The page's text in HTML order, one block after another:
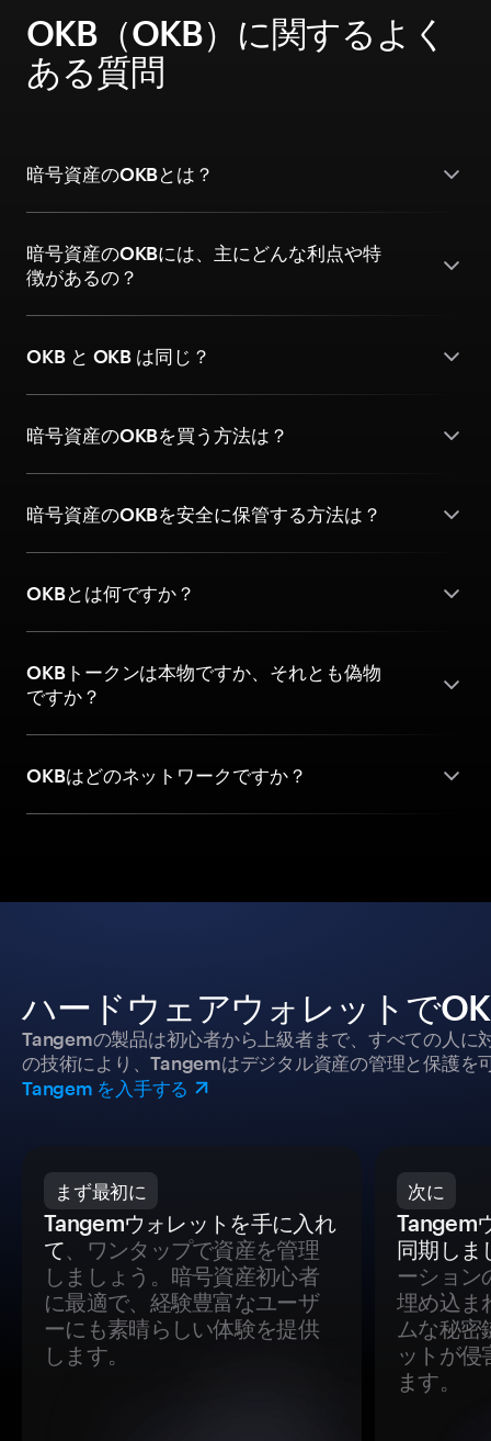
OKB（OKB）に関するよく
ある質問
暗号資産のOKBとは？
暗号資産のOKBには、主にどんな利点や特
徴があるの？
OKB と OKB は同じ？
暗号資産のOKBを買う方法は？
暗号資産のOKBを安全に保管する方法は？
OKBとは何ですか？
OKBトークンは本物ですか、それとも偽物
ですか？
OKBはどのネットワークですか？
ハードウェアウォレットで
Tangemの製品は初心者から上級者まで、すべての人に
の技術により、Tangemはデジタル資産の管理と保護を
Tangem を入手する
まず最初に
Tangemウォレットを手に入れ
て、ワンタップで資産を管理
しましょう。暗号資産初心者
に最適で、経験豊富なユーザ
ーにも素晴らしい体験を提供
します。
次に
Tangem
同期しま
ーション
埋め込ま
ムな秘密
ットが侵
ます。